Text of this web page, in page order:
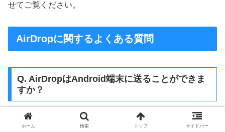
せてご覧ください。
AirDropに関するよくある質問
Q. AirDropはAndroid端末に送ることができま
すか？
AirDropはApple端末専用の機能でAndroidには非対応
ホーム 検索 トップ サイドバー